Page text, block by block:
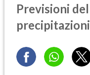
Previsioni